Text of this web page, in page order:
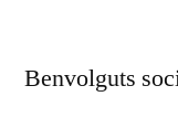
Benvolguts